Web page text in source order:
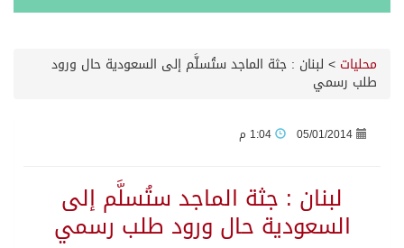
أجواء من الحب والتراث تزين ليلة عرس آل صيرم
محليات > لبنان : جثة الماجد ستُسلَّم إلى السعودية حال ورود
طلب رسمي
05/01/2014
لبنان : جثة الماجد ستُسلَّم إلى
السعودية حال ورود طلب رسمي